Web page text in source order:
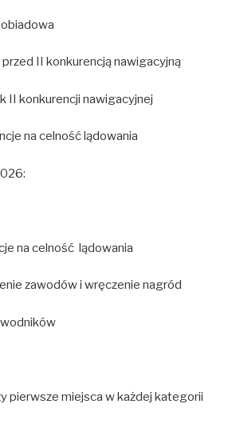
II konkurencją nawigacyjną
konkurencji nawigacyjnej
na celność lądowania
na celność lądowania
zawodów i wręczenie nagród
pierwsze miejsca w każdej kategorii